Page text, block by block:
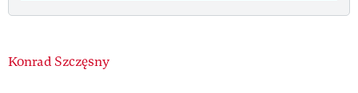
Authors
Konrad Szczęsny